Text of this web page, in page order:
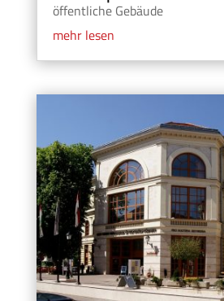
öffentliche Gebäude
mehr lesen